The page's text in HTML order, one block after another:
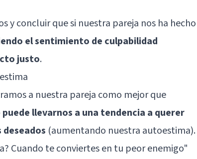
y concluir que si nuestra pareja nos ha hecho
el sentimiento de culpabilidad
justo.
a nuestra pareja como mejor que
puede llevarnos a una tendencia a querer
(aumentando nuestra autoestima).
Cuando te conviertes en tu peor enemigo"